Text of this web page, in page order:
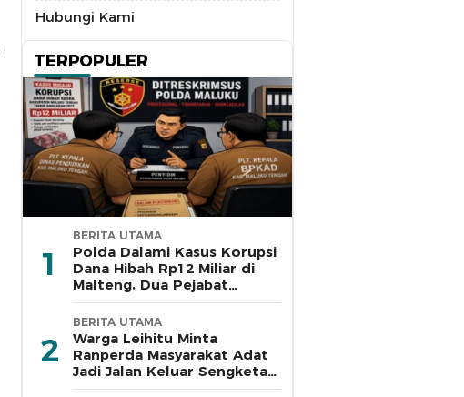
Hubungi Kami
TERPOPULER
1
BERITA UTAMA
Polda Dalami Kasus Korupsi
Dana Hibah Rp12 Miliar di
Malteng, Dua Pejabat
Pemkab Diperiksa
2
BERITA UTAMA
Warga Leihitu Minta
Ranperda Masyarakat Adat
Jadi Jalan Keluar Sengketa
Enam Dusun Tanjung Sial